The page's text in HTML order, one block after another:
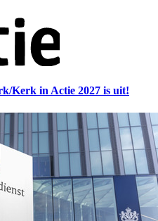
Kerk in Actie 2027 is uit!